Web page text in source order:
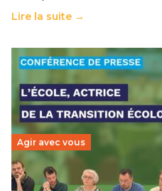
Lire la suite →
Agir avec vous
Transition écologique de